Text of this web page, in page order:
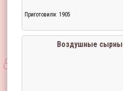
Приготовили: 1905
Воздушные